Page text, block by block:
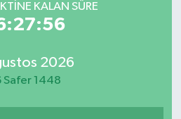
KALAN SÜRE
2026
Safer 1448